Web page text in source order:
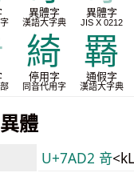
異體字
漢語大字典
異體字
JIS X 0212
綺
停用字
同音代用字
羇
通假字
漢語大字典
體
U+7AD2 竒